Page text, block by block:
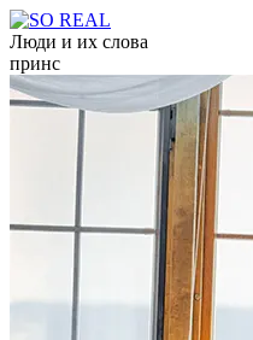
Люди и их слова
принс